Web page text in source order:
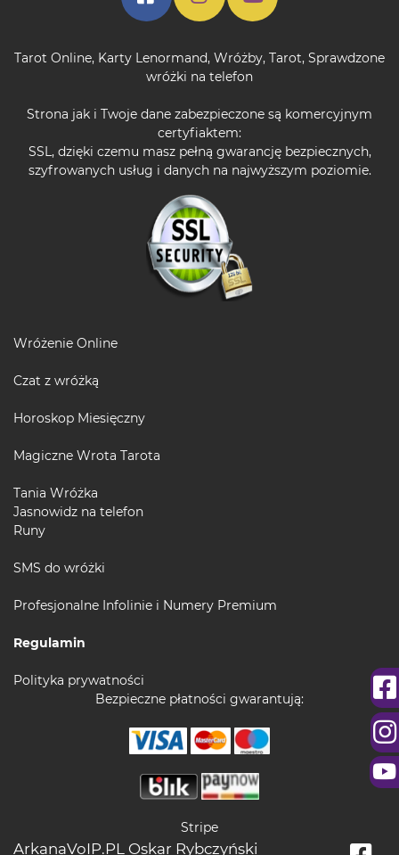
Tarot Online, Karty Lenormand, Wróżby, Tarot, Sprawdzone
wróżki na telefon
Strona jak i Twoje dane zabezpieczone są komercyjnym
certyfiaktem:
SSL, dzięki czemu masz pełną gwarancję bezpiecznych,
szyfrowanych usług i danych na najwyższym poziomie.
Wróżenie Online
Czat z wróżką
Horoskop Miesięczny
Magiczne Wrota Tarota
Tania Wróżka
Jasnowidz na telefon
Runy
SMS do wróżki
Profesjonalne Infolinie i Numery Premium
Regulamin
Polityka prywatności
Bezpieczne płatności gwarantują:
Stripe
ArkanaVoIP.PL Oskar Rybczyński